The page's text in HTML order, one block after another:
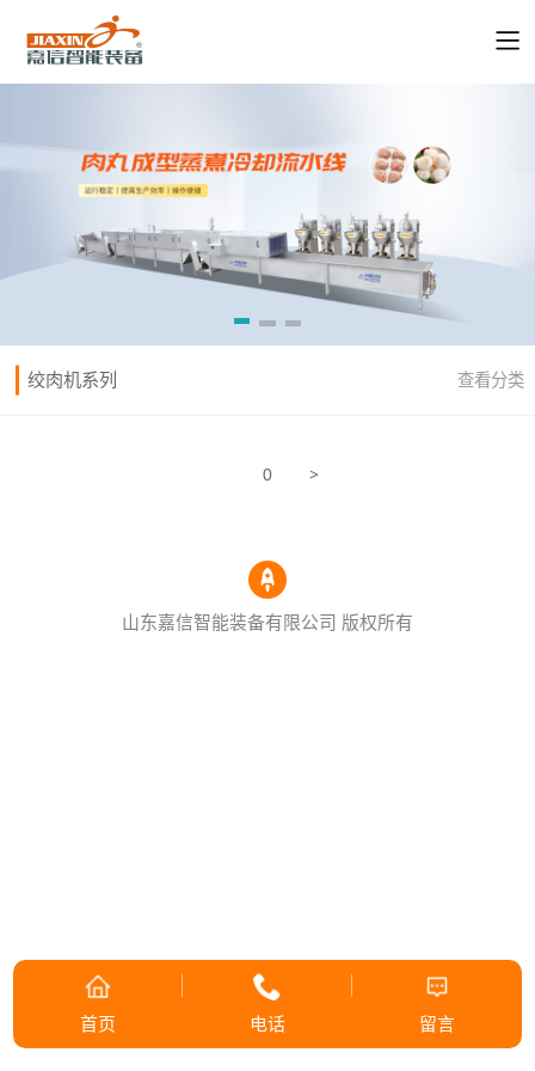
绞肉机系列 查看分类
0 >
山东嘉信智能装备有限公司 版权所有
首页 电话 留言